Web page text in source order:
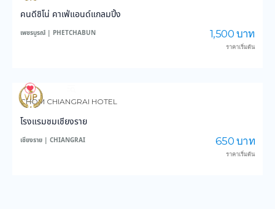
คนดีชิโน่ คาเฟ่แอนด์แกลมปิ้ง
เพชรบูรณ์ | PHETCHABUN 1,500 บาท
ราคาเริ่มต้น
3,612
CHOM CHIANGRAI HOTEL
โรงแรมชมเชียงราย
เชียงราย | CHIANGRAI 650 บาท
ราคาเริ่มต้น